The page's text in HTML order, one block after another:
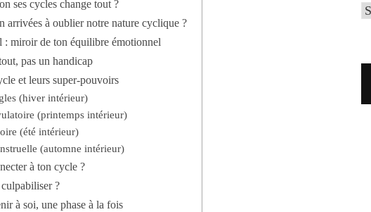
ses cycles change tout ?
arrivées à oublier notre nature cyclique ?
miroir de ton équilibre émotionnel
pas un handicap
et leurs super-pouvoirs
(hiver intérieur)
(printemps intérieur)
(été intérieur)
(automne intérieur)
à ton cycle ?
?
à soi, une phase à la fois